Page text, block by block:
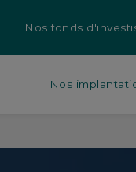
Nos fonds
Nos